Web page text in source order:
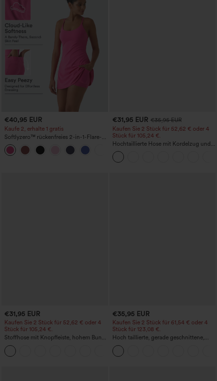
€40,95 EUR
Kaufe 2, erhalte 1 gratis
Softlyzero™ rückenfreies 2-in-1-Flare-
Trainingskleid – Wannabe – Easy Peezy
€31,95 EUR €35,95 EUR
Kaufen Sie 2 Stück für 52,62 € oder 4
Stück für 105,24 €.
Hochtaillierte Hose mit Kordelzug und
Taschen, weitem Bein, lässig und locker
in Leinenoptik
€31,95 EUR
Kaufen Sie 2 Stück für 52,62 € oder 4
Stück für 105,24 €.
Stoffhose mit Knopfleiste, hohem Bund,
mehreren Taschen und geradem Bein
€35,95 EUR
Kaufen Sie 2 Stück für 61,54 € oder 4
Stück für 123,08 €.
Hoch taillierte, gerade geschnittene,
legere Leinen-Optik-Hose mit Taschen